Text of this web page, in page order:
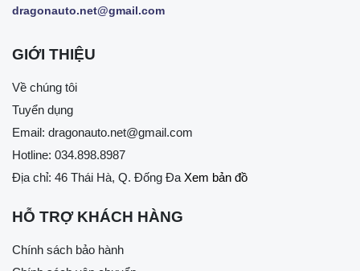
dragonauto.net@gmail.com
GIỚI THIỆU
Về chúng tôi
Tuyển dụng
Email: dragonauto.net@gmail.com
Hotline: 034.898.8987
Địa chỉ: 46 Thái Hà, Q. Đống Đa Xem bản đồ
HỖ TRỢ KHÁCH HÀNG
Chính sách bảo hành